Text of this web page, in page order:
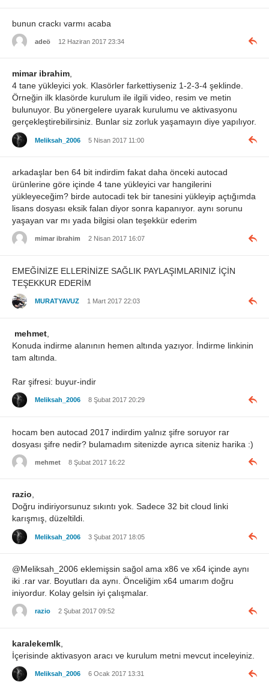
bunun crackı varmı acaba
adeö 12 Haziran 2017 23:34
mimar ibrahim,
4 tane yükleyici yok. Klasörler farkettiyseniz 1-2-3-4 şeklinde.
Örneğin ilk klasörde kurulum ile ilgili video, resim ve metin
bulunuyor. Bu yönergelere uyarak kurulumu ve aktivasyonu
gerçekleştirebilirsiniz. Bunlar siz zorluk yaşamayın diye yapılıyor.
Meliksah_2006 5 Nisan 2017 11:00
arkadaşlar ben 64 bit indirdim fakat daha önceki autocad
ürünlerine göre içinde 4 tane yükleyici var hangilerini
yükleyeceğim? birde autocadi tek bir tanesini yükleyip açtığımda
lisans dosyası eksik falan diyor sonra kapanıyor. aynı sorunu
yaşayan var mı yada bilgisi olan teşekkür ederim
mimar ibrahim 2 Nisan 2017 16:07
EMEĞİNİZE ELLERİNİZE SAĞLIK PAYLAŞIMLARINIZ İÇİN
TEŞEKKUR EDERİM
MURATYAVUZ 1 Mart 2017 22:03
mehmet
Konuda indirme alanının hemen altında yazıyor. İndirme linkinin
tam altında.
Rar şifresi: buyur-indir
Meliksah_2006 8 Şubat 2017 20:29
hocam ben autocad 2017 indirdim yalnız şifre soruyor rar
dosyası şifre nedir? bulamadım sitenizde ayrıca siteniz harika :)
mehmet 8 Şubat 2017 16:22
razio,
Doğru indiriyorsunuz sıkıntı yok. Sadece 32 bit cloud linki
karışmış, düzeltildi.
Meliksah_2006 3 Şubat 2017 18:05
@Meliksah_2006 eklemişsin sağol ama x86 ve x64 içinde aynı
iki .rar var. Boyutları da aynı. Önceliğim x64 umarım doğru
iniyordur. Kolay gelsin iyi çalışmalar.
razio 2 Şubat 2017 09:52
karalekemlk
İçerisinde aktivasyon aracı ve kurulum metni mevcut inceleyiniz.
Meliksah_2006 6 Ocak 2017 13:31